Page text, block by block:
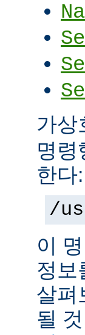
가상
명령
한다:
/
이
정보
살펴
될